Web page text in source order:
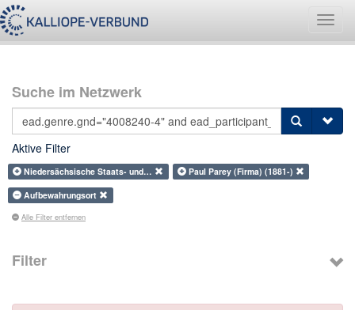
Suche im Netzwerk
Aktive Filter
Niedersächsische Staats- und…
Paul Parey (Firma) (1881-)
Aufbewahrungsort
Alle Filter entfernen
Filter